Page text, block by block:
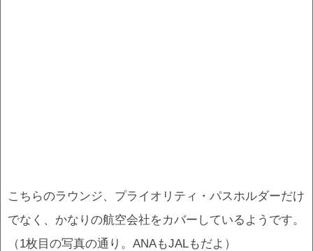
こちらのラウンジ、プライオリティ・パスホルダーだけ
でなく、かなりの航空会社をカバーしているようです。
（1枚目の写真の通り。ANAもJALもだよ）